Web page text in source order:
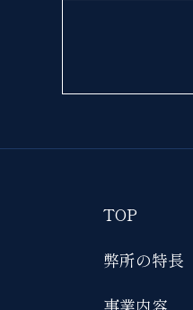
TOP
弊所の特長